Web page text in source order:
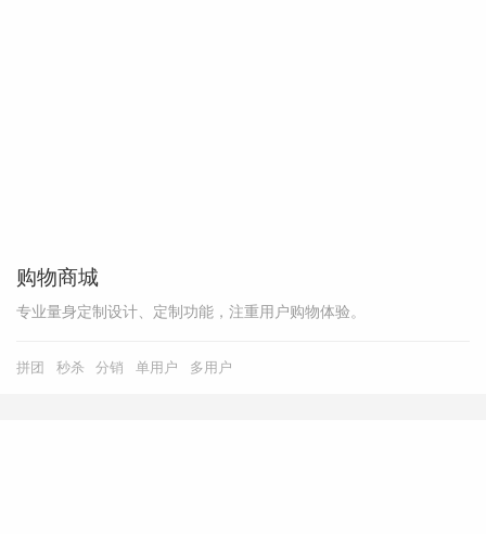
购物商城
专业量身定制设计、定制功能，注重用户购物体验。
拼团 秒杀 分销 单用户 多用户